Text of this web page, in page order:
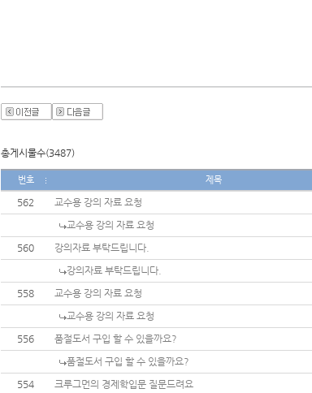
총게시물수(3487)
번호 제목
562 교수용 강의 자료 요청
교수용 강의 자료 요청
560
강의자료 부탁드립니다.
강의자료 부탁드립니다.
558
교수용 강의 자료 요청
교수용 강의 자료 요청
556
품절도서 구입 할 수 있을까요?
품절도서 구입 할 수 있을까요?
554
크루그먼의 경제학입문 질문드려요